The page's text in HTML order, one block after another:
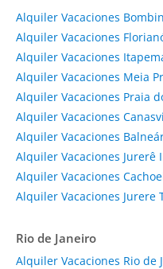
Alquiler Vacaciones
Alquiler Vacaciones
Alquiler Vacaciones
Alquiler Vacaciones Meia
Alquiler Vacaciones Praia
Alquiler Vacaciones
Alquiler Vacaciones
Alquiler Vacaciones Jurerê
Alquiler Vacaciones
Alquiler Vacaciones Jurere
Rio de Janeiro
Alquiler Vacaciones Rio de